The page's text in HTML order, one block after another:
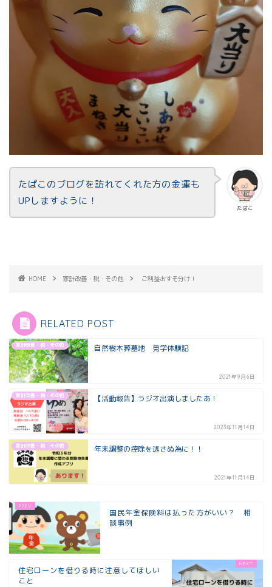
たぱこ
たぱこのブログを訪れてくれた方の金運も
UPしますように！
HOME 家計改善・税・その他 ご利益おすそ分け！
RELATED POST
家計改善・税・その他 自然樹木葬墓地 見学体験記
2021年9月6日
家計改善・税・その他 【活動報告】ラジオ出演しましたあ！
2023年11月14日
家計改善・税・その他 年末調整の控除を逃さぬ為に！！
2021年11月14日
国民年金保険料は払った方がいい？ 相
談事例
住宅ローンを借りる時に注意してほしい
こと